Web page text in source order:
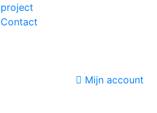
project
Contact
Mijn account